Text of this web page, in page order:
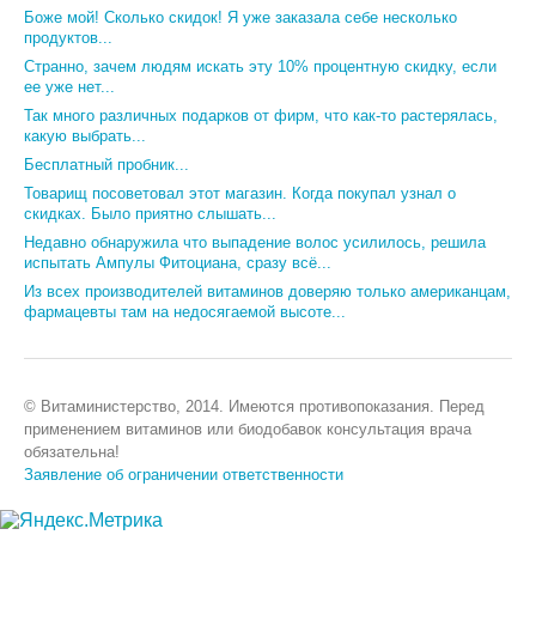
Боже мой! Сколько скидок! Я уже заказала себе несколько
продуктов...
Странно, зачем людям искать эту 10% процентную скидку, если
ее уже нет...
Так много различных подарков от фирм, что как-то растерялась,
какую выбрать...
Бесплатный пробник...
Товарищ посоветовал этот магазин. Когда покупал узнал о
скидках. Было приятно слышать...
Недавно обнаружила что выпадение волос усилилось, решила
испытать Ампулы Фитоциана, сразу всё...
Из всех производителей витаминов доверяю только американцам,
фармацевты там на недосягаемой высоте...
© Витаминистерство, 2014. Имеются противопоказания. Перед
применением витаминов или биодобавок консультация врача
обязательна!
Заявление об ограничении ответственности